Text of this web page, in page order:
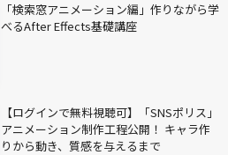
「検索窓アニメーション編」作りながら学
べるAfter Effects基礎講座
【ログインで無料視聴可】「SNSポリス」
アニメーション制作工程公開！ キャラ作
りから動き、質感を与えるまで